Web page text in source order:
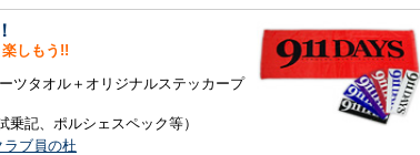
しもう!!
ツタオル＋オリジナルステッカープ
試乗記、ポルシェスペック等）
ラブ員の杜